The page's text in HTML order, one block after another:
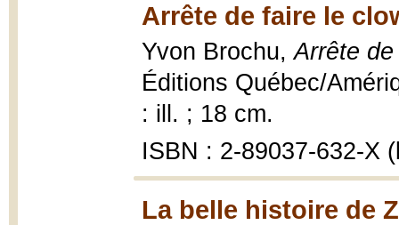
Arrête de faire le
Yvon Brochu,Arrête
Éditions Québec/
: ill. ; 18 cm.
ISBN : 2-89037-632-X
La belle histoire de